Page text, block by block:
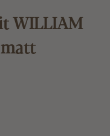
WILLIAM